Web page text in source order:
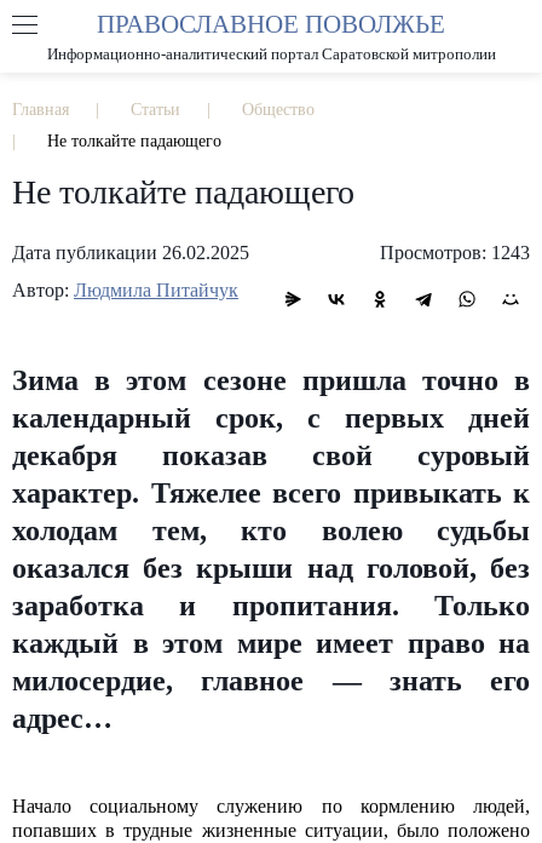
РАЗМЕР ШРИФТА А А
ПРАВОСЛАВНОЕ ПОВОЛЖЬЕ
Информационно-аналитический портал Саратовской митрополии
Главная Статьи
Общество
Не толкайте падающего
Не толкайте падающего
Дата публикации 26.02.2025
Просмотров: 1243
Автор: Людмила Питайчук
Зима в этом сезоне пришла точно в
календарный срок, с первых дней
декабря показав свой суровый
характер. Тяжелее всего привыкать к
холодам тем, кто волею судьбы
оказался без крыши над головой, без
заработка и пропитания. Только
каждый в этом мире имеет право на
милосердие, главное — знать его
адрес…
Начало социальному служению по кормлению людей,
попавших в трудные жизненные ситуации, было положено